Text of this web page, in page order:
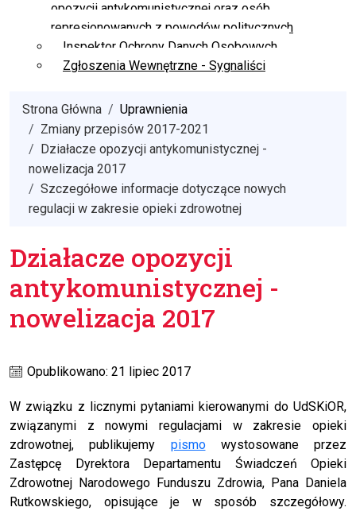
opozycji antykomunistycznej oraz osób
represjonowanych z powodów politycznych
Inspektor Ochrony Danych Osobowych
Zgłoszenia Wewnętrzne - Sygnaliści
Strona Główna
Uprawnienia
Zmiany przepisów 2017-2021
Działacze opozycji antykomunistycznej -
nowelizacja 2017
Szczegółowe informacje dotyczące nowych
regulacji w zakresie opieki zdrowotnej
Działacze opozycji
antykomunistycznej -
nowelizacja 2017
Opublikowano: 21 lipiec 2017
W związku z licznymi pytaniami kierowanymi do UdSKiOR,
związanymi z nowymi regulacjami w zakresie opieki
zdrowotnej, publikujemy pismowystosowane przez
Zastępcę Dyrektora Departamentu Świadczeń Opieki
Zdrowotnej Narodowego Funduszu Zdrowia, Pana Daniela
Rutkowskiego, opisujące je w sposób szczegółowy.